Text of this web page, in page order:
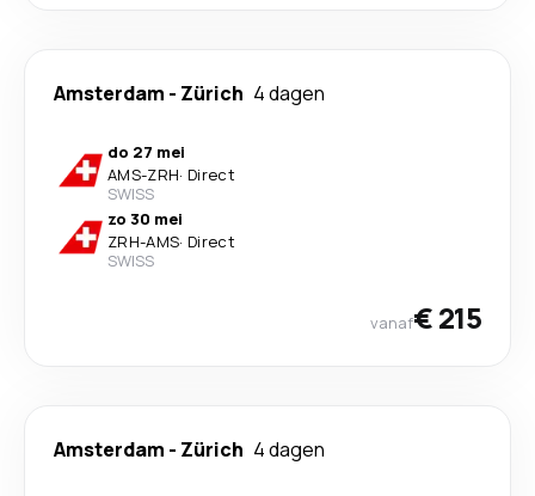
Amsterdam - Zürich 4 dagen
do 27 mei
AMS-ZRH· Direct
SWISS
zo 30 mei
ZRH-AMS· Direct
SWISS
vanaf€ 215
Amsterdam - Zürich 4 dagen